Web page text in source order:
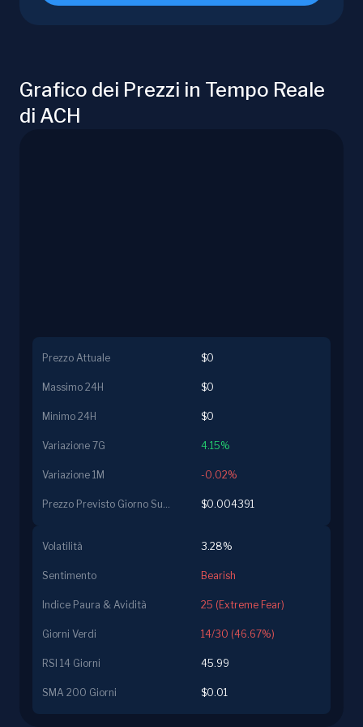
Grafico dei Prezzi in Tempo Reale
di ACH
Prezzo Attuale $0
Massimo 24H $0
Minimo 24H $0
Variazione 7G 4.15%
Variazione 1M -0.02%
Prezzo Previsto Giorno Successivo $0.004391
Volatilità 3.28%
Sentimento Bearish
Indice Paura & Avidità 25 (Extreme Fear)
Giorni Verdi 14/30 (46.67%)
RSI 14 Giorni 45.99
SMA 200 Giorni $0.01